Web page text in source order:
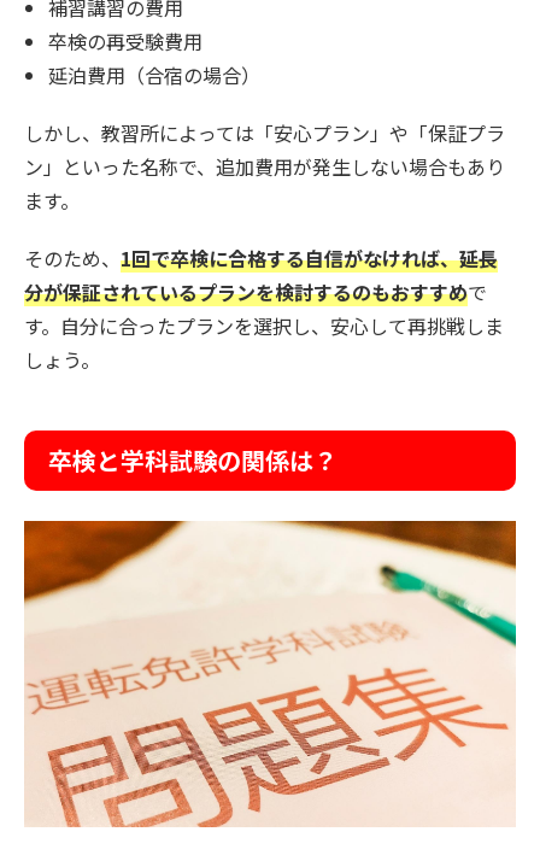
補習講習の費用
卒検の再受験費用
延泊費用（合宿の場合）
しかし、教習所によっては「安心プラン」や「保証プラ
ン」といった名称で、追加費用が発生しない場合もあり
ます。
そのため、 1回で卒検に合格する自信がなければ、延長
分が保証されているプランを検討するのもおすすめで
す。自分に合ったプランを選択し、安心して再挑戦しま
しょう。
卒検と学科試験の関係は？